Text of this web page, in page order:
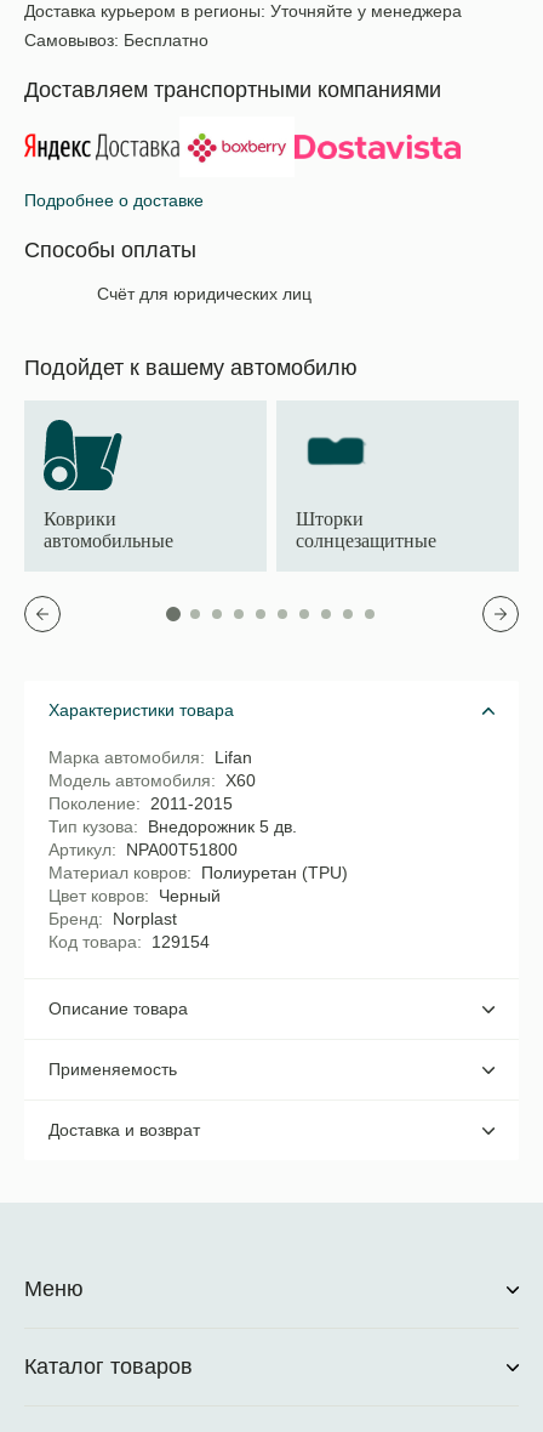
Доставка курьером в регионы: Уточняйте у менеджера
Самовывоз: Бесплатно
Доставляем транспортными компаниями
Подробнее о доставке
Способы оплаты
Счёт для юридических лиц
Подойдет к вашему автомобилю
Коврики
автомобильные
Шторки
солнцезащитные
Характеристики товара
Марка автомобиля
Lifan
Модель автомобиля
X60
Поколение
2011-2015
Тип кузова
Внедорожник 5 дв.
Артикул
NPA00T51800
Материал ковров
Полиуретан (TPU)
Цвет ковров
Черный
Бренд
Norplast
Код товара
129154
Описание товара
Применяемость
Доставка и возврат
Меню
Каталог товаров